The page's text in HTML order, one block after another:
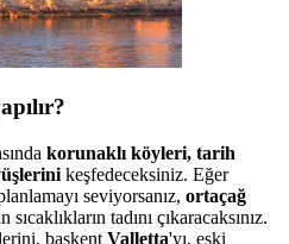
korunaklı köyleri, tarih
keşfedeceksiniz. Eğer
seviyorsanız, ortaçağ
tadını çıkaracaksınız.
başkent Valletta'yı, eski